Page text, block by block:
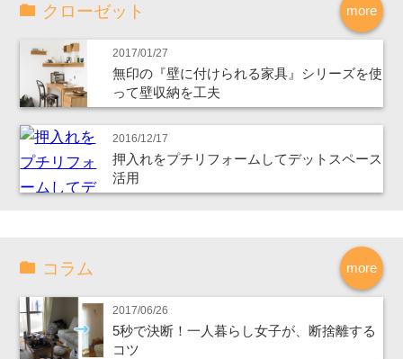
more
クローゼット
2017/01/27
無印の『壁に付けられる家具』シリーズを使
って壁収納を工夫
2016/12/17
押入れをプチリフォームしてデットスペース
活用
more
コラム
2017/06/26
5秒で決断！一人暮らし女子が、断捨離する
コツ